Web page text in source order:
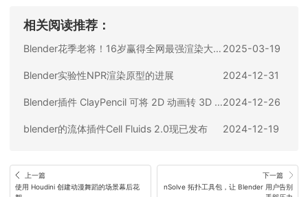
相关阅读推荐：
Blender花季老将！16岁赢得全网最强渲染大赛国际组冠军，分享创作全过程 2025-03-19
Blender实验性NPR渲染原型的进展 2024-12-31
Blender插件 ClayPencil 可将 2D 动画转 3D “粘土动画"2024-12-26
blender的流体插件Cell Fluids 2.0现已发布 2024-12-19
上一篇
使用 Houdini 创建动漫舞蹈的场景幕后花
下一篇
nSolve 拓扑工具包，让 Blender 用户告别